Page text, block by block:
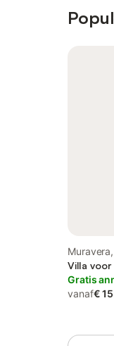
Villa voor
Gratis
vanaf€